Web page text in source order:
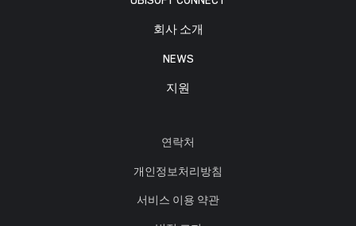
회사 소개
NEWS
지원
연락처
개인정보처리방침
서비스 이용 약관